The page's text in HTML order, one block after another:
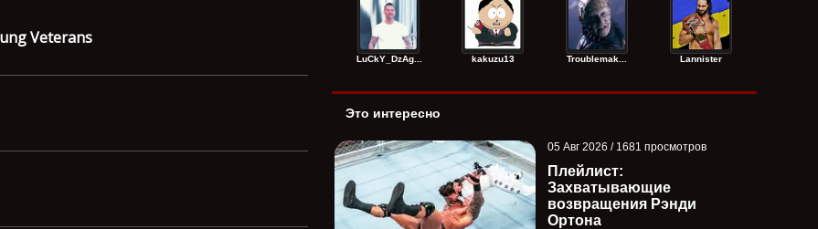
Veterans
LuCkY_DzAg... kakuzu13 Troublemak... Lannister
Это интересно
05 Авг 2026 / 1681 просмотров
Плейлист:
Захватывающие
возвращения Рэнди
Ортона